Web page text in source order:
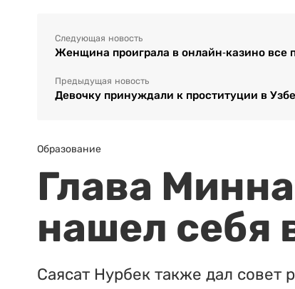
Следующая новость
Женщина проиграла в онлайн-казино все
Предыдущая новость
Девочку принуждали к проституции в
Образование
Глава
нашел себя
Саясат Нурбек также дал совет